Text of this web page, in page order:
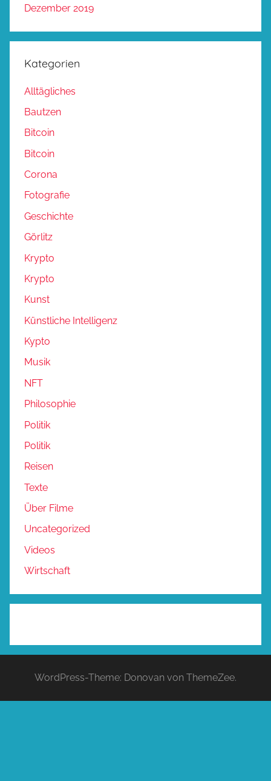
Dezember 2019
Kategorien
Alltägliches
Bautzen
Bitcoin
Bitcoin
Corona
Fotografie
Geschichte
Görlitz
Krypto
Krypto
Kunst
Künstliche Intelligenz
Kypto
Musik
NFT
Philosophie
Politik
Politik
Reisen
Texte
Über Filme
Uncategorized
Videos
Wirtschaft
WordPress-Theme: Donovan von ThemeZee.